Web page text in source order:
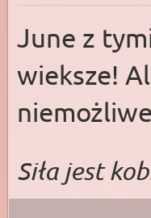
June z
wieksze!
Siła jest